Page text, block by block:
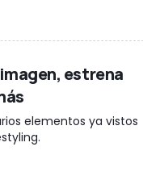
estrena
elementos ya vistos